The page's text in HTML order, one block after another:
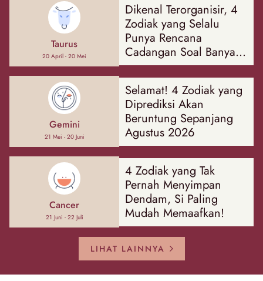
Taurus
20 April - 20 Mei
Dikenal Terorganisir, 4
Zodiak yang Selalu
Punya Rencana
Cadangan Soal Banyak
Hal
Gemini
21 Mei - 20 Juni
Selamat! 4 Zodiak yang
Diprediksi Akan
Beruntung Sepanjang
Agustus 2026
Cancer
21 Juni - 22 Juli
4 Zodiak yang Tak
Pernah Menyimpan
Dendam, Si Paling
Mudah Memaafkan!
LIHAT LAINNYA